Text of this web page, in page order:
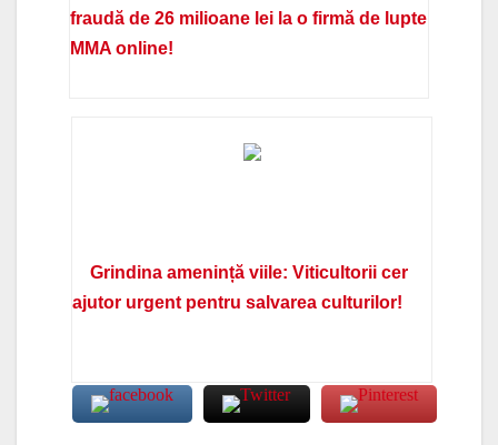
fraudă de 26 milioane lei la o firmă de lupte
MMA online!
Grindina amenință viile: Viticultorii cer
ajutor urgent pentru salvarea culturilor!